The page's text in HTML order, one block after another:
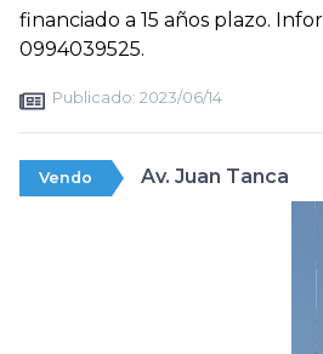
financiado a 15 años plazo.
0994039525.
Publicado: 2023/06/14
Vendo Av. Juan Tanca